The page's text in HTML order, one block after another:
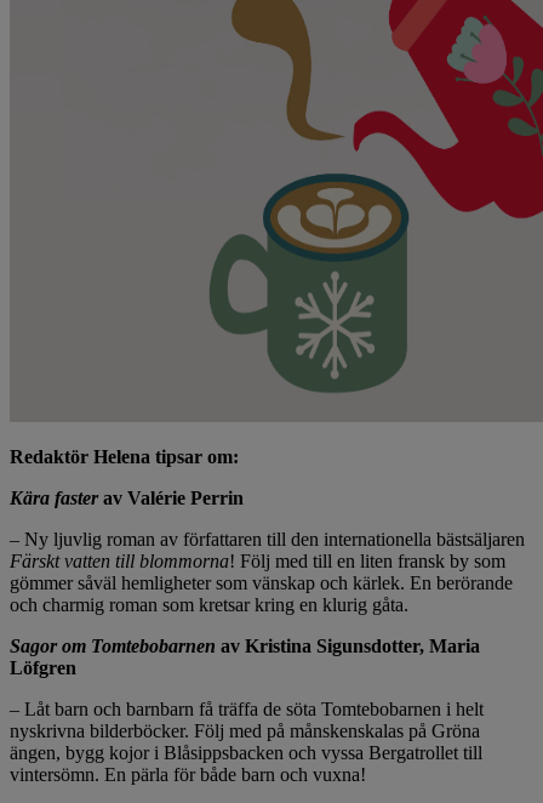
Redaktör Helena tipsar om:
Kära fasterav Valérie Perrin
– Ny ljuvlig roman av författaren till den internationella bästsäljaren
Färskt vatten till blommorna! Följ med till en liten fransk by som
gömmer såväl hemligheter som vänskap och kärlek. En berörande
och charmig roman som kretsar kring en klurig gåta.
Sagor om Tomtebobarnen av Kristina Sigunsdotter, Maria
Löfgren
– Låt barn och barnbarn få träffa de söta Tomtebobarnen i helt
nyskrivna bilderböcker. Följ med på månskenskalas på Gröna
ängen, bygg kojor i Blåsippsbacken och vyssa Bergatrollet till
vintersömn. En pärla för både barn och vuxna!